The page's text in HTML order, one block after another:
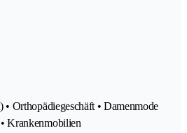
• Orthopädiegeschäft • Damenmode
Krankenmobilien